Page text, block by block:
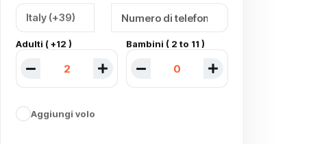
Adulti ( +12 ) Bambini ( 2 to 11 )
Aggiungi volo